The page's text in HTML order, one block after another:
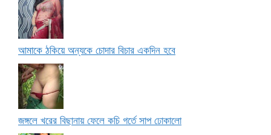
আমাকে ঠকিয়ে অন্যকে চোদার বিচার একদিন হবে
জঙ্গলে খরের বিছানায় ফেলে কচি গর্তে সাপ ঢোকালো